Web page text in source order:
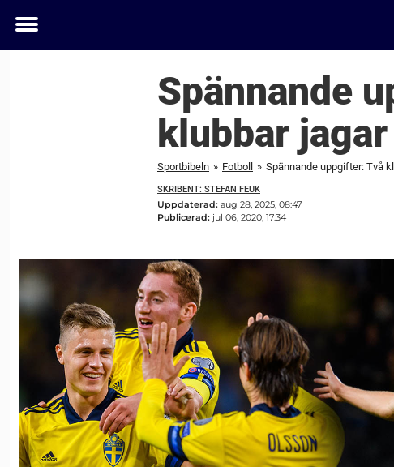
Toggle
Spännande
klubbar
Sportbibeln » Fotboll » Spännande uppgifter: Två
SKRIBENT: STEFAN FEUK
Uppdaterad: aug 28, 2025, 08:47
Publicerad: jul 06, 2020, 17:34